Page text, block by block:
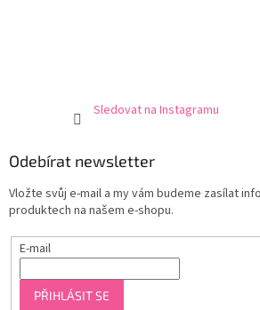
Sledovat na Instagramu
Odebírat newsletter
Vložte svůj e-mail a my vám budeme zasílat
produktech na našem e-shopu.
E-mail
PŘIHLÁSIT SE